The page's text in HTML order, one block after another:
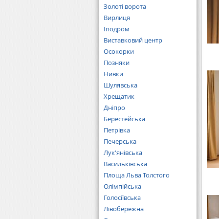
Золоті ворота
Вирлиця
Іподром
Виставковий центр
Осокорки
Позняки
Нивки
Шулявська
Хрещатик
Дніпро
Берестейська
Петрівка
Печерська
Лук'янівська
Васильківська
Площа Льва Толстого
Олімпійська
Голосіївська
Лівобережна